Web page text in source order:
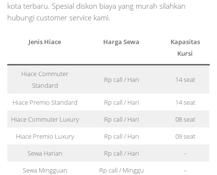
kota terbaru. Spesial diskon biaya yang murah silahkan
hubungi customer service kami.
Jenis Hiace Harga Sewa
Kapasitas
Kursi
Hiace Commuter
Standard
Rp call / Hari 14 seat
Hiace Premio Standard Rp call / Hari
14 seat
Hiace Commuter Luxury
Rp call / Hari
08 seat
Hiace Premio Luxury
Rp call / Hari
09 seat
Sewa Harian
Rp call / Hari
–
Sewa Mingguan
Rp call / Minggu
–